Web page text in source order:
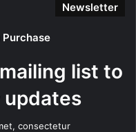
Newsletter
list to
consectetur.